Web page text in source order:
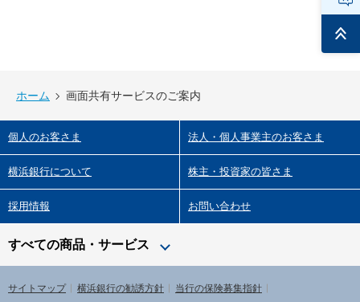
トップ
ホーム 画面共有サービスのご案内
個人のお客さま 法人・個人事業主のお客さま
横浜銀行について 株主・投資家の皆さま
採用情報 お問い合わせ
すべての商品・サービス
サイトマップ 横浜銀行の勧誘方針
当行の保険募集指針